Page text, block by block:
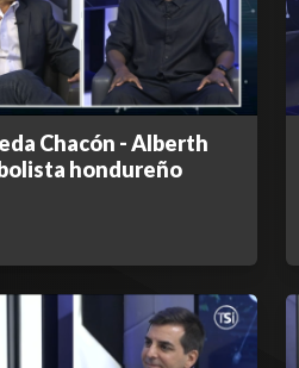
Chacón - Alberth
hondureño